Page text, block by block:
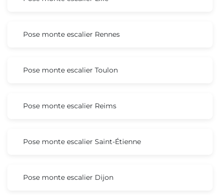
Pose monte escalier Rennes
Pose monte escalier Toulon
Pose monte escalier Reims
Pose monte escalier Saint-Étienne
Pose monte escalier Dijon